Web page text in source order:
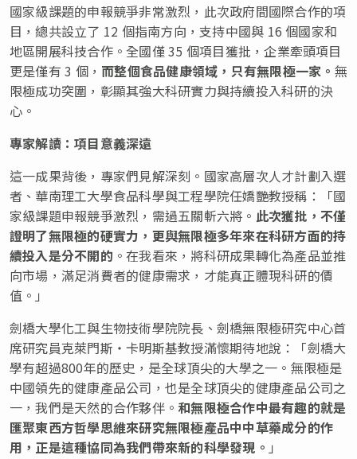
國家級課題的申報競爭非常激烈，此次政府間國際合作的項
目，總共設立了 12 個指南方向，支持中國與 16 個國家和
地區開展科技合作。全國僅 35 個項目獲批，企業牽頭項目
更是僅有 3 個， 而整個食品健康領域，只有無限極一家。 無
限極成功突圍，彰顯其強大科研實力與持續投入科研的決
心。
專家解讀：項目意義深遠
這一成果背後，專家們見解深刻。國家高層次人才計劃入選
者、華南理工大學食品科學與工程學院任嬌艷教授稱：「國
家級課題申報競爭激烈，需過五關斬六將。 此次獲批，不僅
證明了無限極的硬實力，更與無限極多年來在科研方面的持
續投入是分不開的 。在我看來，將科研成果轉化為產品並推
向市場，滿足消費者的健康需求，才能真正體現科研的價
值。」
劍橋大學化工與生物技術學院院長、劍橋無限極研究中心首
席研究員克萊門斯‧卡明斯基教授滿懷期待地說：「劍橋大
學有超過800年的歷史，是全球頂尖的大學之一。無限極是
中國領先的健康產品公司，也是全球頂尖的健康產品公司之
一，我們是天然的合作夥伴。 和無限極合作中最有趣的就是
匯聚東西方哲學思維來研究無限極產品中中草藥成分的作
用，正是這種協同為我們帶來新的科學發現。 」